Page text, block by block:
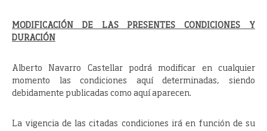
MODIFICACIÓN DE LAS PRESENTES CONDICIONES Y
DURACIÓN
Alberto Navarro Castellar podrá modificar en cualquier
momento las condiciones aquí determinadas, siendo
debidamente publicadas como aquí aparecen.
La vigencia de las citadas condiciones irá en función de su